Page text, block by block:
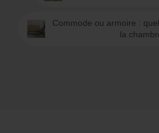
Commode ou armoire :
la